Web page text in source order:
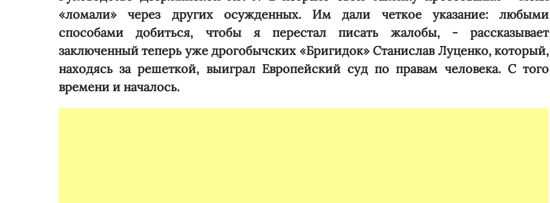
«ломали» через других осужденных. Им дали четкое указание: любыми
способами добиться, чтобы я перестал писать жалобы, - рассказывает
заключенный теперь уже дрогобычских «Бригидок» Станислав Луценко, который,
находясь за решеткой, выиграл Европейский суд по правам человека. С того
времени и началось.